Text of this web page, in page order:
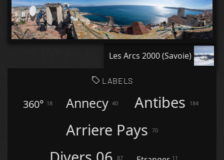
Les Arcs 2000 (Savoie)
LABELS
360° 18 Annecy 40 Antibes 184
Arriere Pays 70
87 11